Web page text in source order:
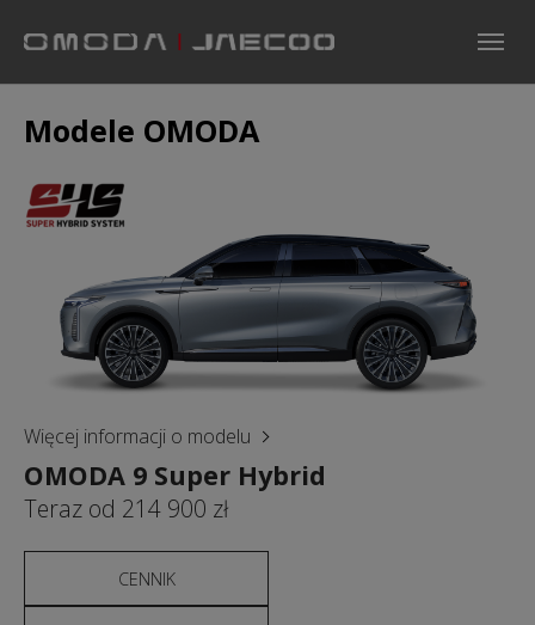
Modele OMODA
Więcej informacji o modelu
OMODA 9 Super Hybrid
Teraz od 214 900 zł
CENNIK